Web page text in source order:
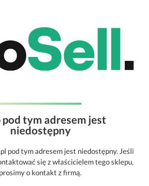
pod tym adresem jest
niedostępny
pod tym adresem jest niedostępny. Jeśli
się z właścicielem tego sklepu,
prosimy o kontakt z firmą.